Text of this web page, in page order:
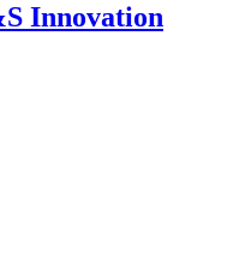
Innovation